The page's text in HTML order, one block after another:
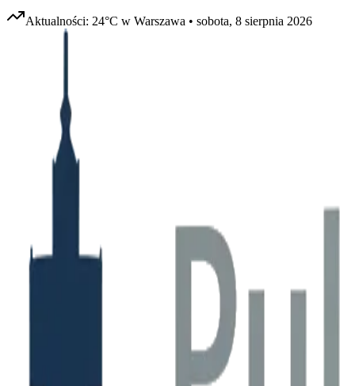
Aktualności: 24°C w Warszawa • sobota, 8 sierpnia 2026